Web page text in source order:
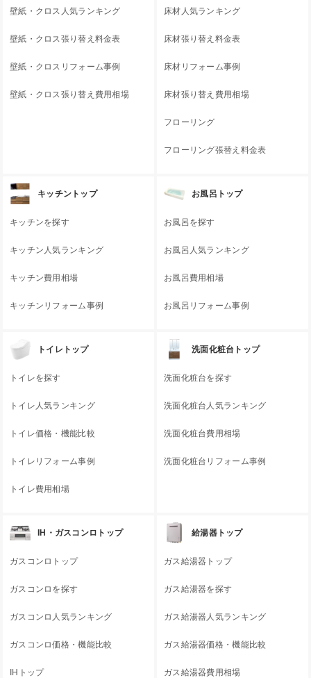
壁紙・クロス人気ランキング
壁紙・クロス張り替え料金表
壁紙・クロスリフォーム事例
壁紙・クロス張り替え費用相場
床材人気ランキング
床材張り替え料金表
床材リフォーム事例
床材張り替え費用相場
フローリング
フローリング張替え料金表
キッチントップ
キッチンを探す
キッチン人気ランキング
キッチン費用相場
キッチンリフォーム事例
お風呂トップ
お風呂を探す
お風呂人気ランキング
お風呂費用相場
お風呂リフォーム事例
トイレトップ
トイレを探す
トイレ人気ランキング
トイレ価格・機能比較
トイレリフォーム事例
トイレ費用相場
洗面化粧台トップ
洗面化粧台を探す
洗面化粧台人気ランキング
洗面化粧台費用相場
洗面化粧台リフォーム事例
IH・ガスコンロトップ
ガスコンロトップ
ガスコンロを探す
ガスコンロ人気ランキング
ガスコンロ価格・機能比較
IHトップ
給湯器トップ
ガス給湯器トップ
ガス給湯器を探す
ガス給湯器人気ランキング
ガス給湯器価格・機能比較
ガス給湯器費用相場